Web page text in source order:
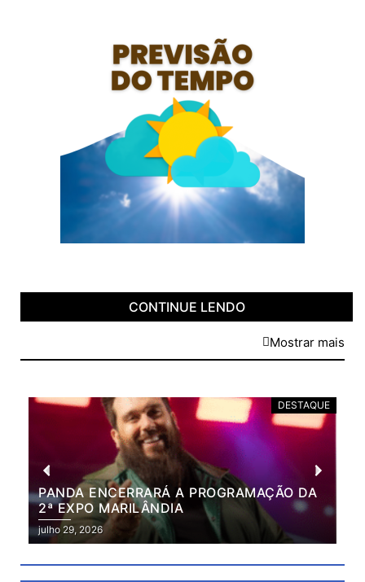
CONTINUE LENDO
Mostrar mais
DESTAQUE
PANDA ENCERRARÁ A PROGRAMAÇÃO DA
2ª EXPO MARILÂNDIA
julho 29, 2026